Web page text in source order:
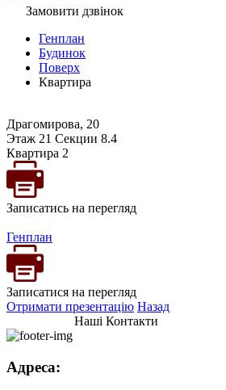
Замовити дзвінок
Генплан
Будинок
Поверх
Квартира
Драгомирова, 20
Этаж 21 Секции 8.4
Квартира 2
Записатись на перегляд
Генплан
Записатися на перегляд
Отримати презентацію Назад
Наші Контакти
Адреса: